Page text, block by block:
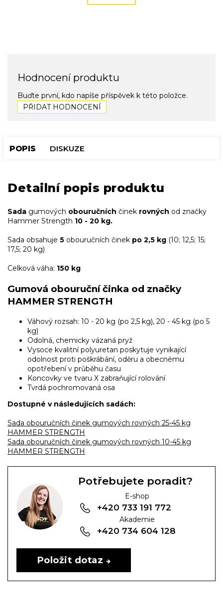
Hodnocení produktu
Buďte první, kdo napíše příspěvek k této položce.
PŘIDAT HODNOCENÍ
POPIS DISKUZE
Detailní popis produktu
Sada gumových obouručních činek rovných od značky
Hammer Strength 10 - 20 kg.
Sada obsahuje 5 obouručních činek po 2,5 kg (10; 12,5; 15;
17,5; 20 kg)
Celková váha: 150 kg
Gumová obouruční činka od značky
HAMMER STRENGTH
Váhový rozsah: 10 - 20 kg (po 2,5 kg), 20 - 45 kg (po 5
kg)
Odolná, chemicky vázaná pryž
Vysoce kvalitní polyuretan poskytuje vynikající
odolnost proti poškrábání, oděru a obecnému
opotřebení v průběhu času
Koncovky ve tvaru X zabraňující rolování
Tvrdá pochromovaná osa
Dostupné v následujících sadách:
Sada obouručních činek gumových rovných 25-45 kg
HAMMER STRENGTH
Sada obouručních činek gumových rovných 10-45 kg
HAMMER STRENGTH
Potřebujete poradit?
E-shop
+420 733 191 772
Akademie
+420 734 604 128
Položit dotaz